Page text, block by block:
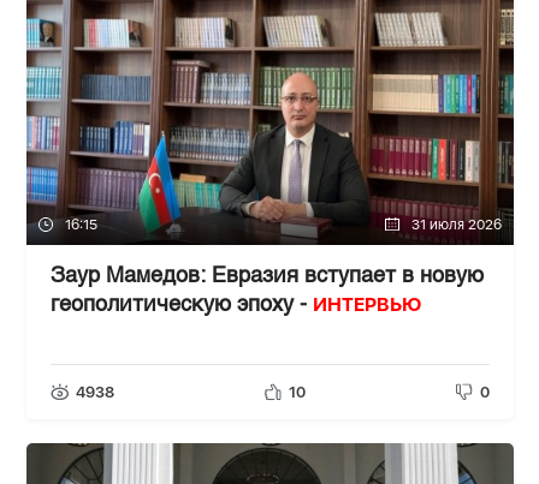
16:15 31 июля 2026
Заур Мамедов: Евразия вступает в новую
геополитическую эпоху - ИНТЕРВЬЮ
4938 10 0